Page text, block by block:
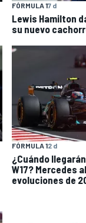
FÓRMULA 17 d
Lewis Hamilton
su nuevo
FÓRMULA 12 d
¿Cuándo
W17? Mercedes
evoluciones de